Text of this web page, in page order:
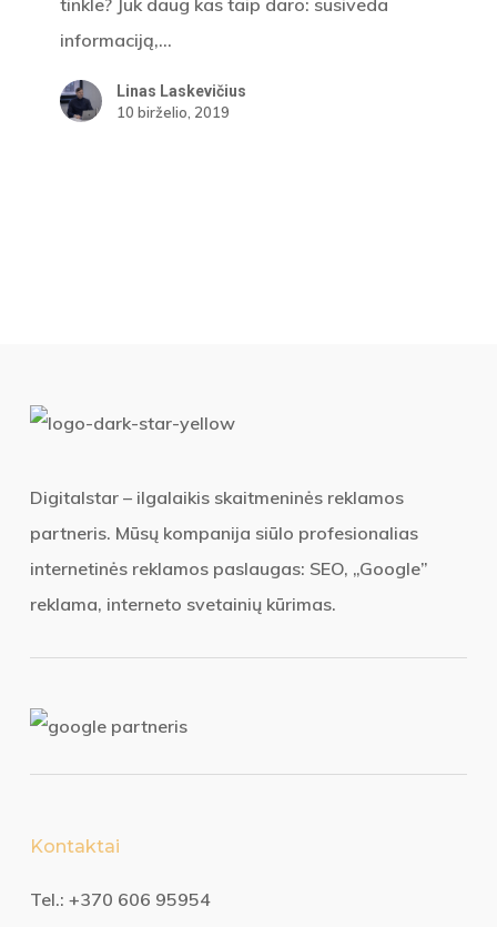
tinkle? Juk daug kas taip daro: susiveda
informaciją,…
Linas Laskevičius
10 birželio, 2019
Digitalstar – ilgalaikis skaitmeninės reklamos
partneris. Mūsų kompanija siūlo profesionalias
internetinės reklamos paslaugas: SEO, „Google”
reklama, interneto svetainių kūrimas.
Kontaktai
Tel.: +370 606 95954